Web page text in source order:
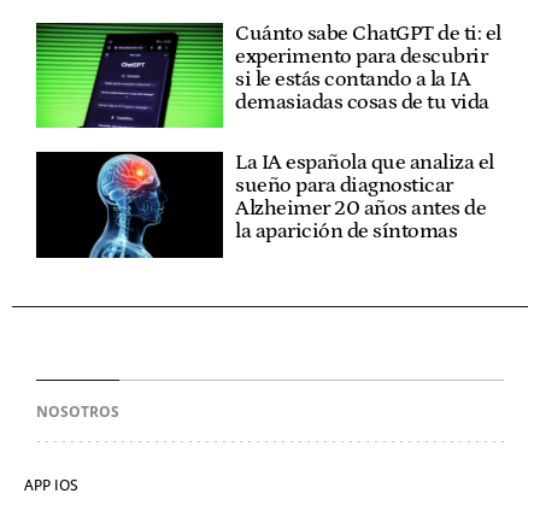
Cuánto sabe ChatGPT de ti: el
experimento para descubrir
si le estás contando a la IA
demasiadas cosas de tu vida
La IA española que analiza el
sueño para diagnosticar
Alzheimer 20 años antes de
la aparición de síntomas
NOSOTROS
APP IOS